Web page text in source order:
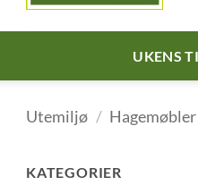
UKENS
Utemiljø / Hagemøbler
KATEGORIER